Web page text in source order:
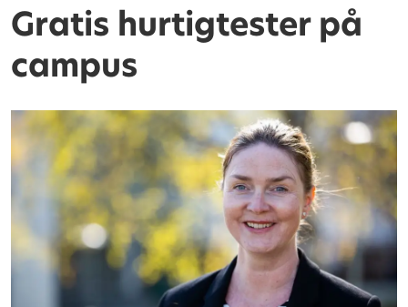
Gratis hurtigtester på
campus